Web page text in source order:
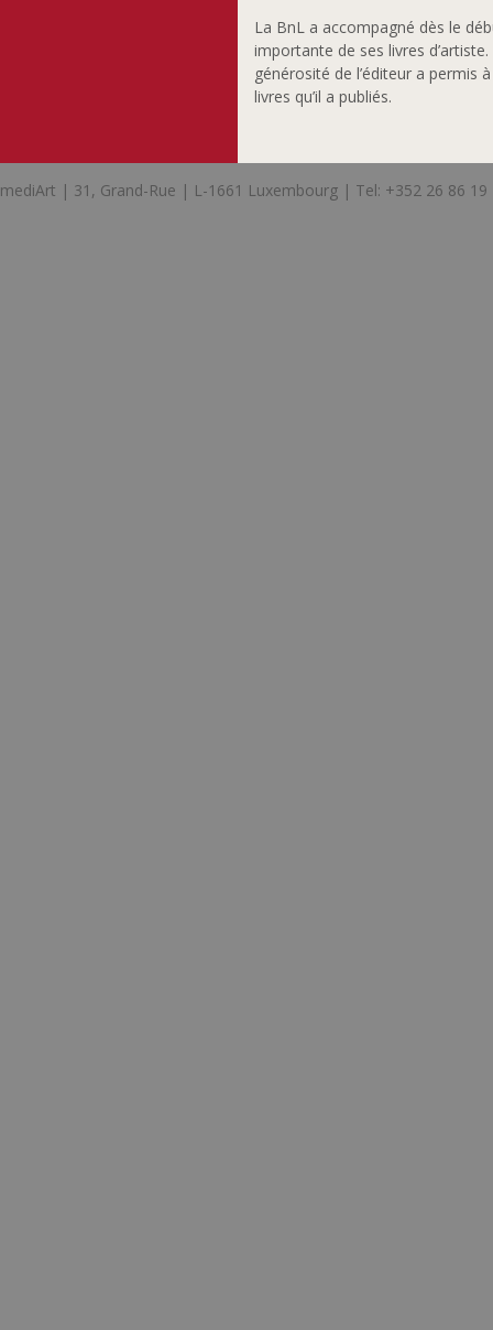
La BnL a accompagné dès le
importante de ses livres
générosité de l’éditeur a
livres qu’il a publiés.
mediArt | 31, Grand-Rue | L-1661 Luxembourg | Tel: +352 26 86